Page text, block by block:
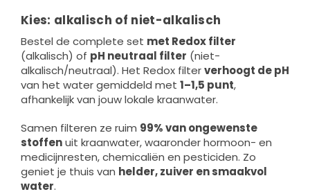
Kies: alkalisch of niet-alkalisch
Bestel de complete set met Redox filter
(alkalisch) of pH neutraal filter (niet-
alkalisch/neutraal). Het Redox filterverhoogt de pH
van het water gemiddeld met 1–1,5 punt,
afhankelijk van jouw lokale kraanwater.
Samen filteren ze ruim 99% van ongewenste
stoffenuit kraanwater, waaronder hormoon- en
medicijnresten, chemicaliën en pesticiden. Zo
geniet je thuis van helder, zuiver en smaakvol
water.